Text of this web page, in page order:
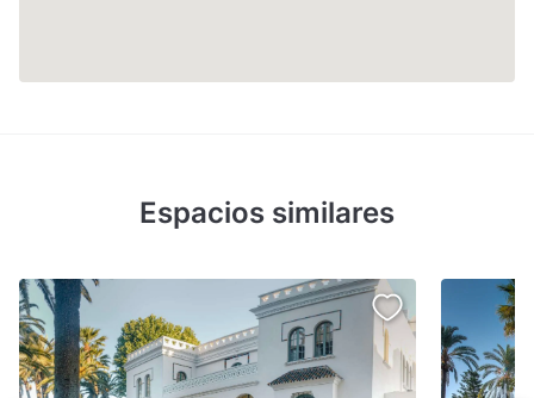
Espacios similares